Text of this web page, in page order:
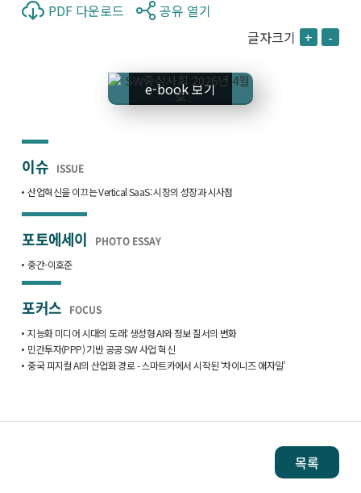
PDF 다운로드
공유 열기
글자크기 + -
e-book 보기
이슈 ISSUE
산업혁신을 이끄는 Vertical SaaS: 시장의 성장과 시사점
포토에세이 PHOTO ESSAY
중간-이호준
포커스 FOCUS
지능화 미디어 시대의 도래: 생성형 AI와 정보 질서의 변화
민간투자(PPP) 기반 공공 SW 사업 혁신
중국 피지컬 AI의 산업화 경로 - 스마트카에서 시작된 ‘차이니즈 애자일’
목록